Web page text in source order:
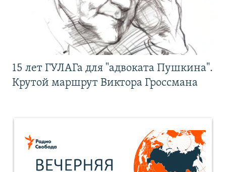
15 лет ГУЛАГа для "адвоката Пушкина".
Крутой маршрут Виктора Гроссмана